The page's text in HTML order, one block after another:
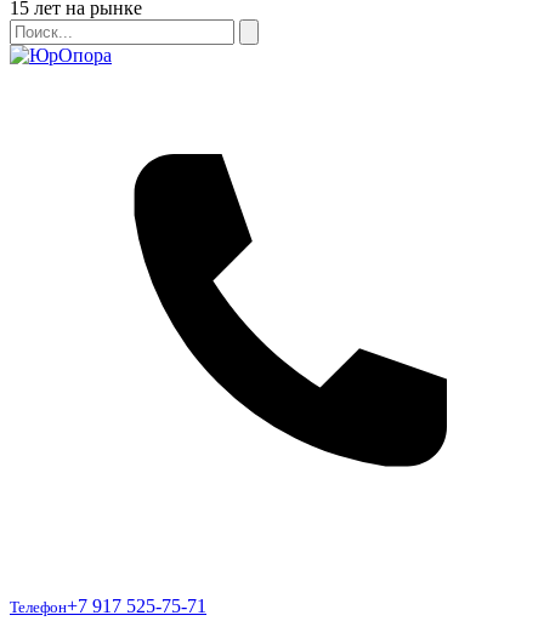
Бейдж
15 лет на рынке
Поиск
Поиск
Телефон
Телефон+7 917 525-75-71